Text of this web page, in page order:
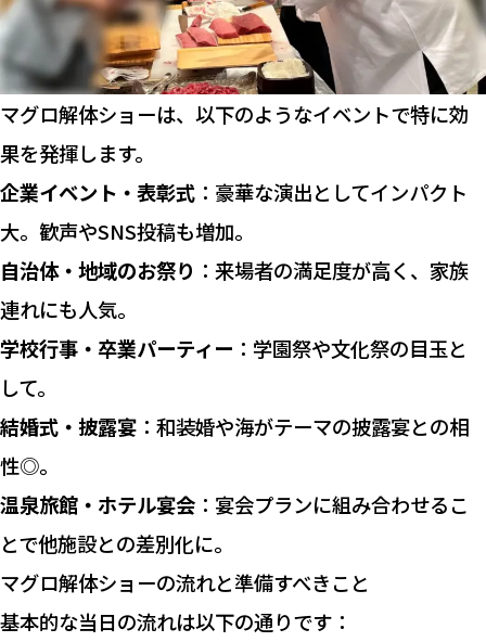
マグロ解体ショーは、以下のようなイベントで特に効
果を発揮します。
企業イベント・表彰式 ：豪華な演出としてインパクト
大。歓声やSNS投稿も増加。
自治体・地域のお祭り ：来場者の満足度が高く、家族
連れにも人気。
学校行事・卒業パーティー ：学園祭や文化祭の目玉と
して。
結婚式・披露宴 ：和装婚や海がテーマの披露宴との相
性◎。
温泉旅館・ホテル宴会 ：宴会プランに組み合わせるこ
とで他施設との差別化に。
マグロ解体ショーの流れと準備すべきこと
基本的な当日の流れは以下の通りです：